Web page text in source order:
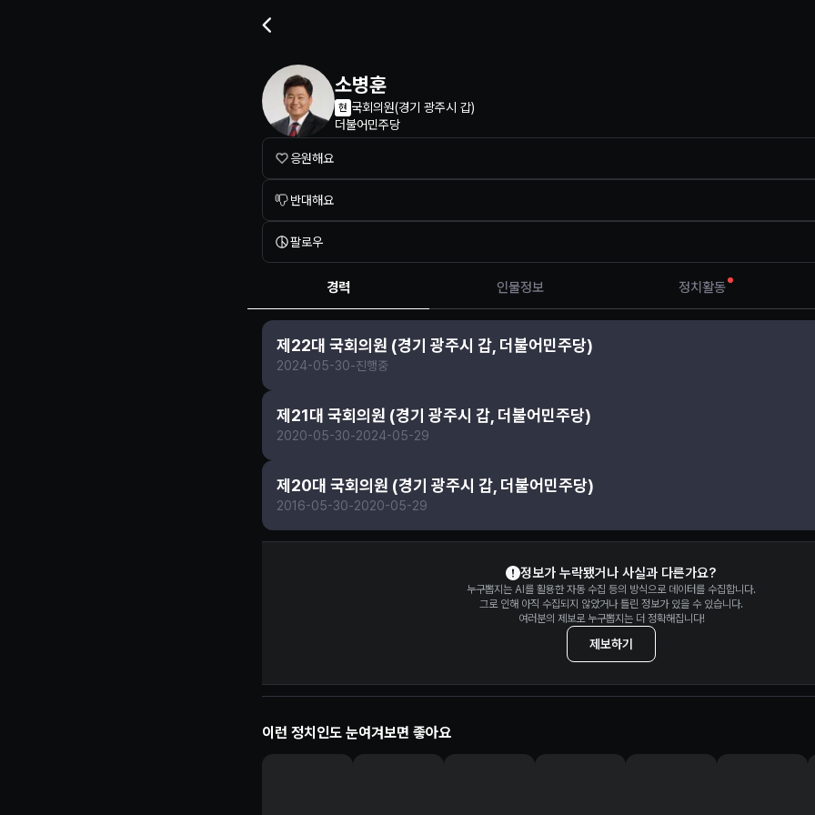
소병훈
현 국회의원(경기 광주시 갑)
더불어민주당
응원해요
반대해요
팔로우
경력 인물정보 정치활동
제22대 국회의원 (경기 광주시 갑, 더불어민주당)
2024-05-30-진행중
제21대 국회의원 (경기 광주시 갑, 더불어민주당)
2020-05-30-2024-05-29
제20대 국회의원 (경기 광주시 갑, 더불어민주당)
2016-05-30-2020-05-29
정보가 누락됐거나 사실과 다른가요?
누구뽑지는 AI를 활용한 자동 수집 등의 방식으로 데이터를 수집합니다.
그로 인해 아직 수집되지 않았거나 틀린 정보가 있을 수 있습니다.
여러분의 제보로 누구뽑지는 더 정확해집니다!
제보하기
이런 정치인도 눈여겨보면 좋아요